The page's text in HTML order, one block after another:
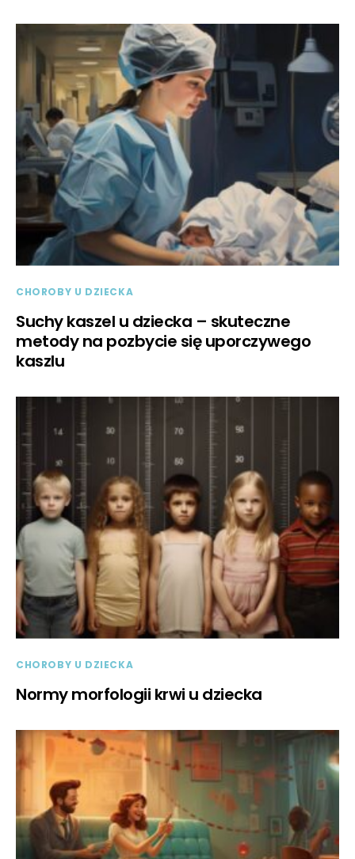
CHOROBY U DZIECKA
Suchy kaszel u dziecka – skuteczne
metody na pozbycie się uporczywego
kaszlu
CHOROBY U DZIECKA
Normy morfologii krwi u dziecka